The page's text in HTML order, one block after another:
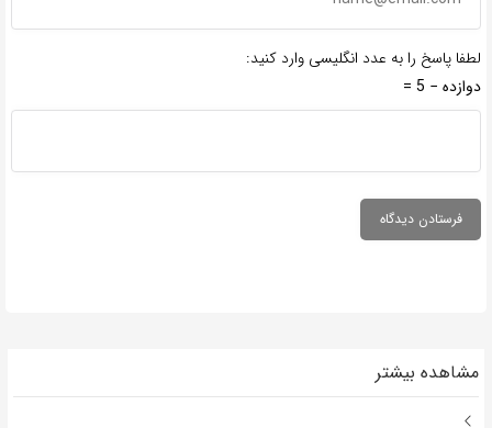
لطفا پاسخ را به عدد انگلیسی وارد کنید:
دوازده − 5 =
مشاهده بیشتر